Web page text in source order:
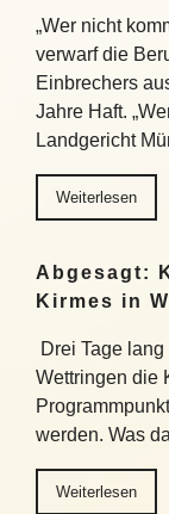
„Wer nicht
verwarf die
Einbrechers
Jahre Haft.
Landgericht
Weiterlesen
Abgesagt:
Kirmes in
Drei Tage
Wettringen die
werden. Was
Weiterlesen